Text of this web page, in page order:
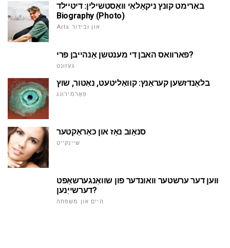
באַרימט קונץ ניקאָלאַי וואַסטשילין: דיטיילד
Biography (Photo)
Arts און ובידור
פארוואס האבן די מענטשן אָנהייבן פרי?
געזונט
בלאָנדזשען קעראַנץ: קוואַליטעט, נאַטור, שוץ
פאָרמירונג
סנאָוב נאָז און כאַראַקטער
שיינקייט
ווען דער ערשטער וואונדער פון שוואַנגערשאַפט
דערשייַנען?
היים און משפּחה